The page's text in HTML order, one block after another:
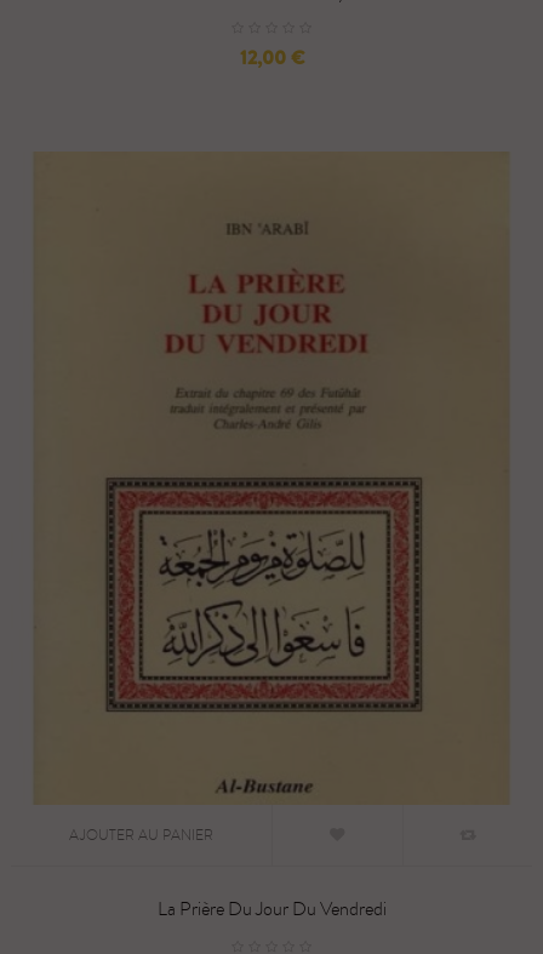
Prix
12,00 €
AJOUTER AU PANIER
La Prière Du Jour Du Vendredi